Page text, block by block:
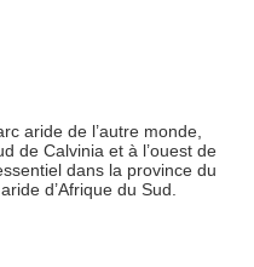
aride de l’autre monde,
de Calvinia et à l’ouest de
dans la province du
d’Afrique du Sud.